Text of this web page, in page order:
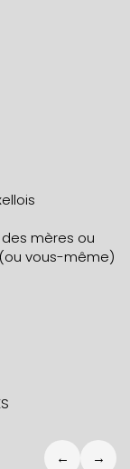
mères ou
vous-même)
← →